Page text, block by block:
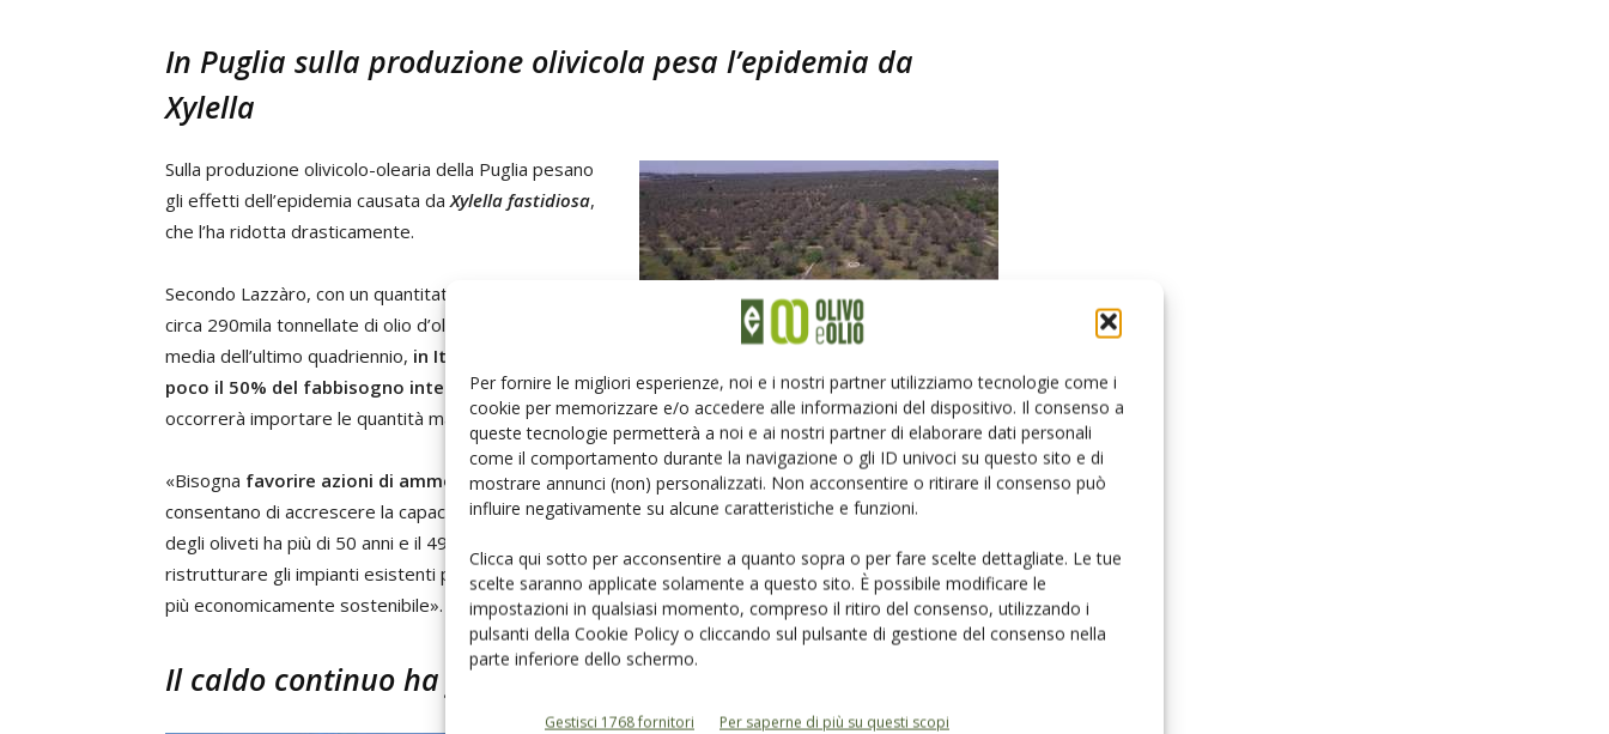
Per fornire le migliori esperienze, noi e i nostri partner utilizziamo tecnologie come i
cookie per memorizzare e/o accedere alle informazioni del dispositivo. Il consenso a
queste tecnologie permetterà a noi e ai nostri partner di elaborare dati personali
come il comportamento durante la navigazione o gli ID univoci su questo sito e di
mostrare annunci (non) personalizzati. Non acconsentire o ritirare il consenso può
influire negativamente su alcune caratteristiche e funzioni.
Clicca qui sotto per acconsentire a quanto sopra o per fare scelte dettagliate. Le tue
scelte saranno applicate solamente a questo sito. È possibile modificare le
impostazioni in qualsiasi momento, compreso il ritiro del consenso, utilizzando i
pulsanti della Cookie Policy o cliccando sul pulsante di gestione del consenso nella
parte inferiore dello schermo.
Gestisci 1768 fornitori Per saperne di più su questi scopi
In Puglia sulla produzione olivicola pesa l’epidemia da
Xylella
dell’epidemia causata da Xylella fastidiosa nel centro-sud della
regione
Sulla produzione olivicolo-olearia della Puglia pesano
gli effetti dell’epidemia causata daXylella fastidiosa,
che l’ha ridotta drasticamente.
Secondo Lazzàro, con un quantitativo nazionale di
circa 290mila tonnellate di olio d’oliva, al di sotto della
media dell’ultimo quadriennio, in Italia si supererà di
poco il 50% del fabbisogno interno, quindi
occorrerà importare le quantità mancanti.
«Bisogna favorire azioni di ammodernamentodelle produzioni con modelli più moderni che
consentano di accrescere la capacità competitiva, come gli impianti ad alta densità. In Italia il 63%
degli oliveti ha più di 50 anni e il 49% ha una densità per ettaro minore di 140 piante. È necessario
ristrutturare gli impianti esistenti per aumentare la loro produttività e rendere la gestione dell’oliveto
più economicamente sostenibile».
Il caldo continuo ha frenato la mosca delle olive